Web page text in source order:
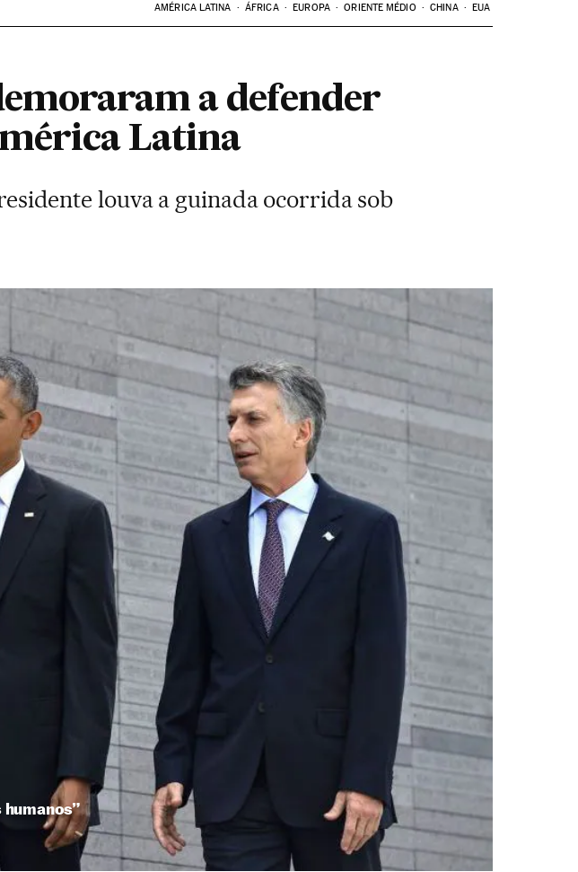
AMÉRICA LATINA ÁFRICA EUROPA ORIENTE MÉDIO CHINA EUA
a defender
Latina
louva a guinada ocorrida sob